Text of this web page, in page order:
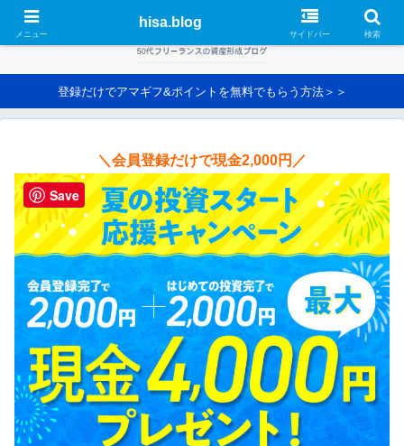
登録だけでアマギフ&ポイントを無料でもらう方法＞＞
＼会員登録だけで現金2,000円／
メニュー
hisa.blog
サイドバー 検索
Save